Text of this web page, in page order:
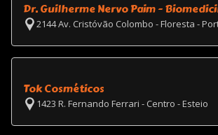
Dr. Guilherme Nervo Paim -
2144 Av. Cristóvão Colombo - Floresta -
Tok Cosméticos
1423 R. Fernando Ferrari - Centro - Esteio